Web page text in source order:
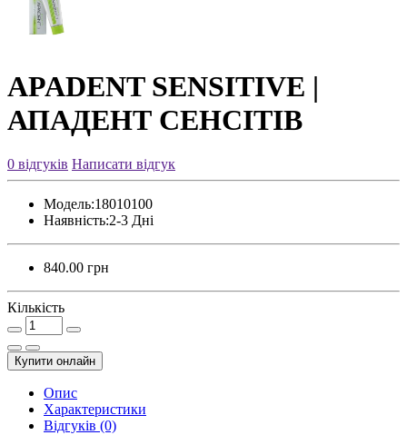
APADENT SENSITIVE |
АПАДЕНТ СЕНСІТІВ
0 відгуків Написати відгук
Модель:18010100
Наявність:2-3 Дні
840.00 грн
Кількість
Купити онлайн
Опис
Характеристики
Відгуків (0)